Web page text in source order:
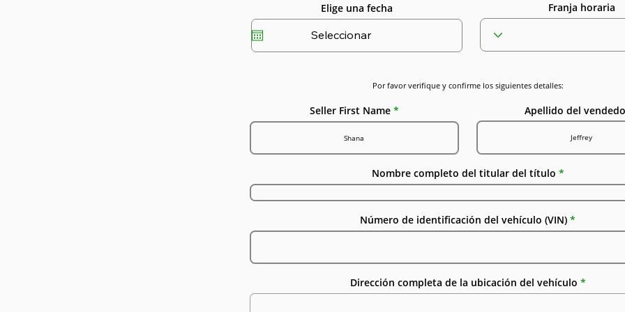
Elige una fecha Franja horaria
Por favor verifique y confirme los siguientes detalles:
Seller First Name Apellido del
Nombre completo del titular del título
Número de identificación del vehículo (VIN)
Dirección completa de la ubicación del vehículo